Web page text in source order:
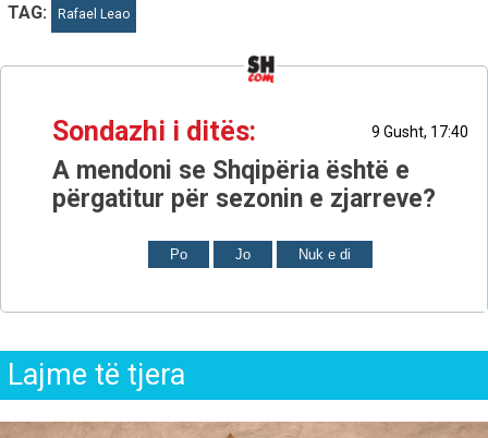
TAG:
Rafael Leao
Sondazhi i ditës: 9 Gusht, 17:40
A mendoni se Shqipëria është e
përgatitur për sezonin e zjarreve?
Po Jo Nuk e di
Lajme të tjera